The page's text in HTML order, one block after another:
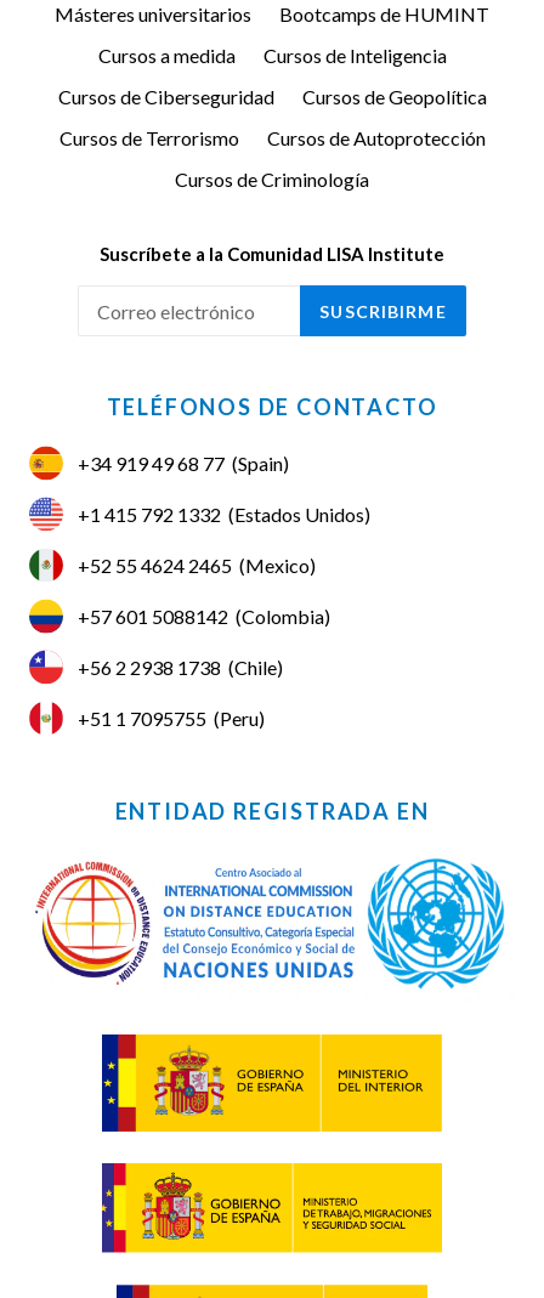
Másteres universitarios
Bootcamps de HUMINT
Cursos a medida
Cursos de Inteligencia
Cursos de Ciberseguridad
Cursos de Geopolítica
Cursos de Terrorismo
Cursos de Autoprotección
Cursos de Criminología
Suscríbete a la Comunidad LISA Institute
SUSCRIBIRME
TELÉFONOS DE CONTACTO
+34 919 49 68 77 (Spain)
+1 415 792 1332 (Estados Unidos)
+52 55 4624 2465 (Mexico)
+57 601 5088142 (Colombia)
+56 2 2938 1738 (Chile)
+51 1 7095755 (Peru)
ENTIDAD REGISTRADA EN